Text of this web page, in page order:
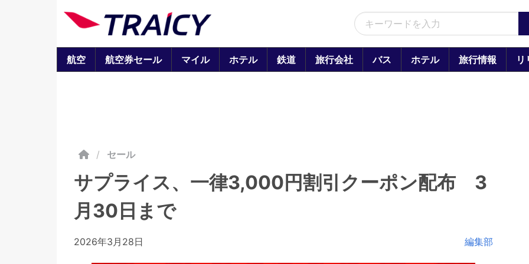
航空 航空券セール マイル ホテル 鉄道 旅行会社 バス ホテル 旅行情報 リ
/ セール
サプライス、一律3,000円割引クーポン配布 3
月30日まで
2026年3月28日 編集部